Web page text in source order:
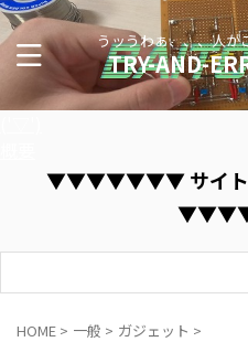
うッうわぁ、、、人が
TRY-AND-
▼▼▼▼▼▼▼ サイト内
HOME > 一般 > ガジェット >